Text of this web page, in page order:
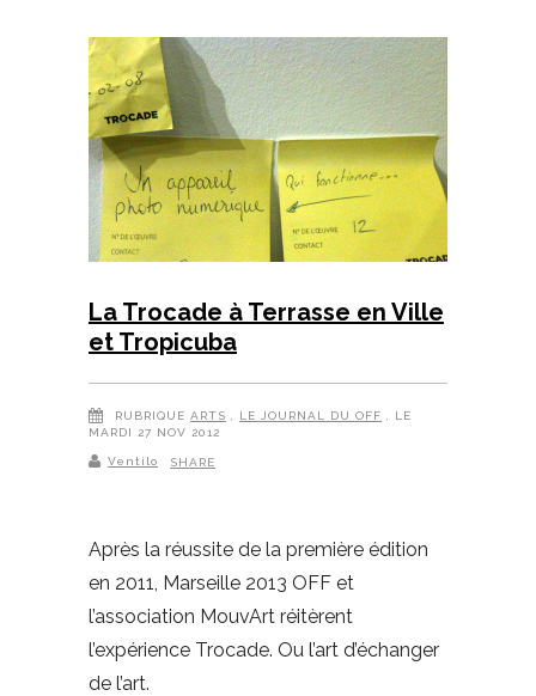
La Trocade à Terrasse en Ville
et Tropicuba
RUBRIQUE ARTS LE JOURNAL DU OFF
, LE
MARDI 27 NOV 2012
Ventilo SHARE
Après la réussite de la première édition
en 2011, Marseille 2013 OFF et
l’association MouvArt réitèrent
l’expérience Trocade. Ou l’art d’échanger
de l’art.